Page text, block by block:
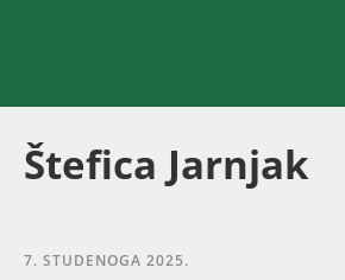
Štefica Jarnjak
7. STUDENOGA 2025.